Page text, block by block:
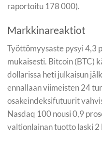
raportoitu 178 000).
Markkinareaktiot
Työttömyysaste pysyi 4,3
mukaisesti. Bitcoin (BTC)
dollarissa heti julkaisun
ennallaan viimeisten 24
osakeindeksifutuurit
Nasdaq 100 nousi 0,9
valtionlainan tuotto laski